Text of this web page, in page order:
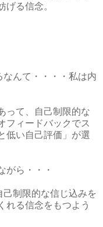
げる信念。
んて・・・・私は内
って、自己制限的な
フィードバックでス
低い自己評価」が選
がら・・・
制限的な信じ込みを
れる信念をもつよう